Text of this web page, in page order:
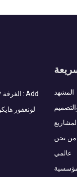
المشهد
من نحن
عالمي
لونغفور